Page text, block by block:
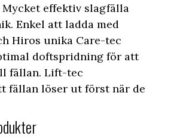
effektiv slagfälla
Enkel att ladda med
Hiros unika Care-tec
doftspridning för att
fällan. Lift-tec
fällan löser ut först när de